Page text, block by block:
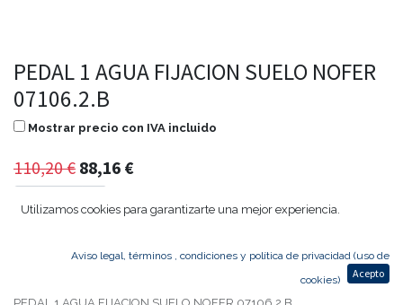
PEDAL 1 AGUA FIJACION SUELO NOFER
07106.2.B
Mostrar precio con IVA incluido
110,20€ 88,16 €
PEDAL 1 AGUA FIJACION SUELO NOFER 07106.2.B
Utilizamos cookies para garantizarte una mejor experiencia.
Aviso legal, términos , condiciones y política de privacidad (uso de
cookies)
Acepto